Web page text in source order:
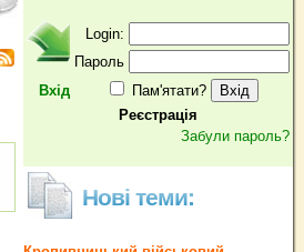
Вхід
Login:
Пароль
Пам'ятати?
Реєстрація
Забули пароль?
Нові теми: